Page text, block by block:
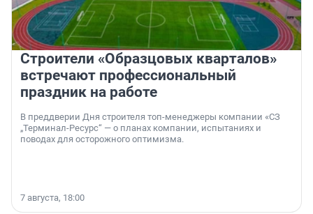
Строители «Образцовых кварталов»
встречают профессиональный
праздник на работе
В преддверии Дня строителя топ-менеджеры компании «СЗ
„Терминал-Ресурс“ — о планах компании, испытаниях и
поводах для осторожного оптимизма.
7 августа, 18:00